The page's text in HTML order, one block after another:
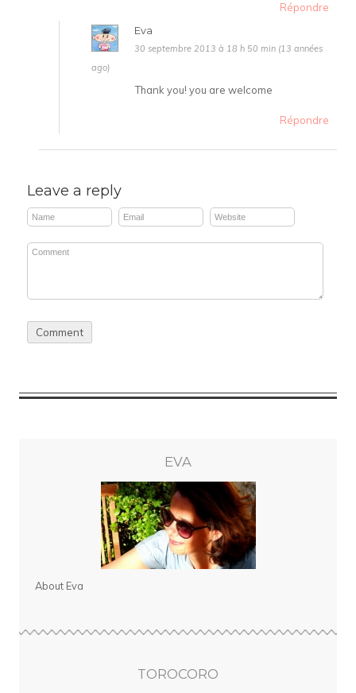
Répondre
Eva
30 septembre 2013 à 18 h 50 min (13 années
ago)
Thank you! you are welcome
Répondre
Leave a reply
EVA
About Eva
TOROCORO